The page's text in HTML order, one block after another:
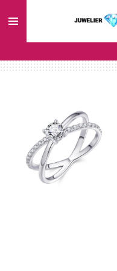
direct
hoofdinhoud